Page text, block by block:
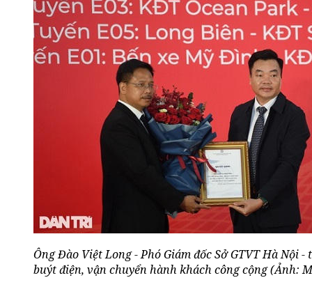
Ông Đào Việt Long - Phó Giám đốc Sở GTVT Hà Nội
buýt điện, vận chuyển hành khách công cộng (Ảnh: